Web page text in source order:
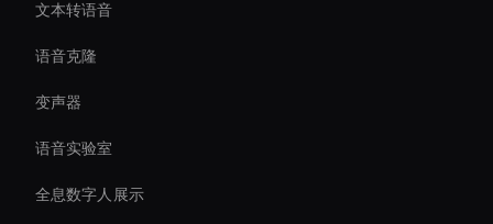
文本转语音
语音克隆
变声器
语音实验室
全息数字人展示